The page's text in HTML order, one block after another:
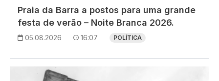
Praia da Barra a postos para uma grande
festa de verão – Noite Branca 2026.
05.08.2026 16:07 POLÍTICA